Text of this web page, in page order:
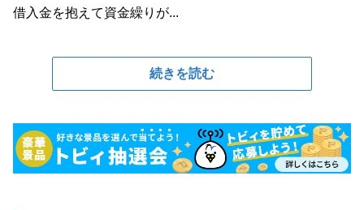
借入金を抱えて資金繰りが...
続きを読む